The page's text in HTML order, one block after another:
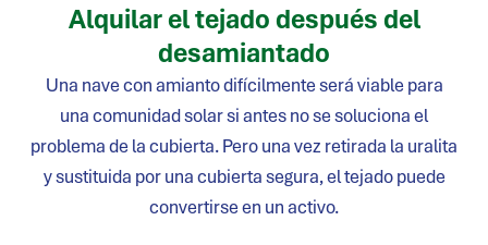
Alquilar el tejado después del
desamiantado
Una nave con amianto difícilmente será viable para
una comunidad solar si antes no se soluciona el
problema de la cubierta. Pero una vez retirada la uralita
y sustituida por una cubierta segura, el tejado puede
convertirse en un activo.